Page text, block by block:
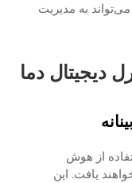
به مدیریت
دیجیتال دما
از هوش
یافت. این